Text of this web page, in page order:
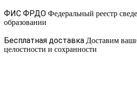
ФИС ФРДО Федеральный реестр
образовании
Бесплатная доставка Доставим
целостности и сохранности